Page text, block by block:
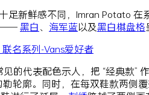
足新鲜感不同，Imran Potato
——黑白、 海军蓝以及黑白棋盘格
的代表配色示人，把 “经典款”
勒轮廓。同时，在每双鞋款两侧